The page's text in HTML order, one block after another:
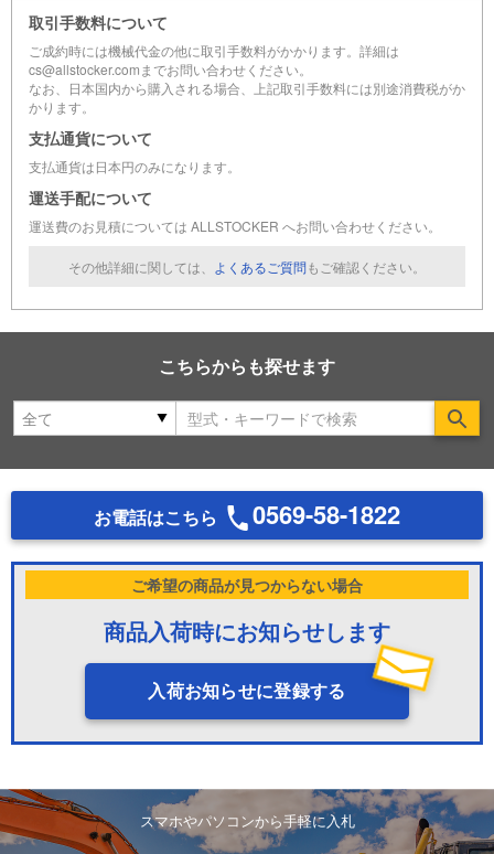
取引手数料について
ご成約時には機械代金の他に取引手数料がかかります。詳細は
cs@allstocker.comまでお問い合わせください。
なお、日本国内から購入される場合、上記取引手数料には別途消費税がか
かります。
支払通貨について
支払通貨は日本円のみになります。
運送手配について
運送費のお見積については ALLSTOCKER へお問い合わせください。
その他詳細に関しては、 よくあるご質問もご確認ください。
こちらからも探せます
お電話はこちら 0569-58-1822
ご希望の商品が見つからない場合
商品入荷時にお知らせします
入荷お知らせに登録する
スマホやパソコンから手軽に入札